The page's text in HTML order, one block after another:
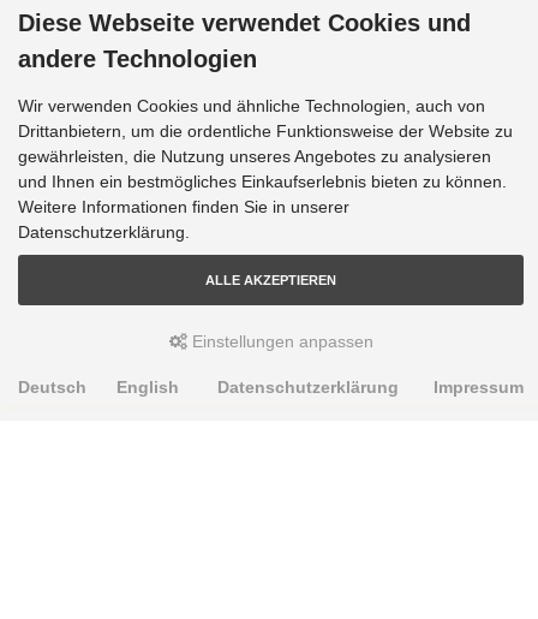
Diese Webseite verwendet Cookies und
andere Technologien
Wir verwenden Cookies und ähnliche Technologien, auch von
Drittanbietern, um die ordentliche Funktionsweise der Website zu
gewährleisten, die Nutzung unseres Angebotes zu analysieren
und Ihnen ein bestmögliches Einkaufserlebnis bieten zu können.
Weitere Informationen finden Sie in unserer
Datenschutzerklärung.
ALLE AKZEPTIEREN
Einstellungen anpassen
Deutsch English Datenschutzerklärung Impressum